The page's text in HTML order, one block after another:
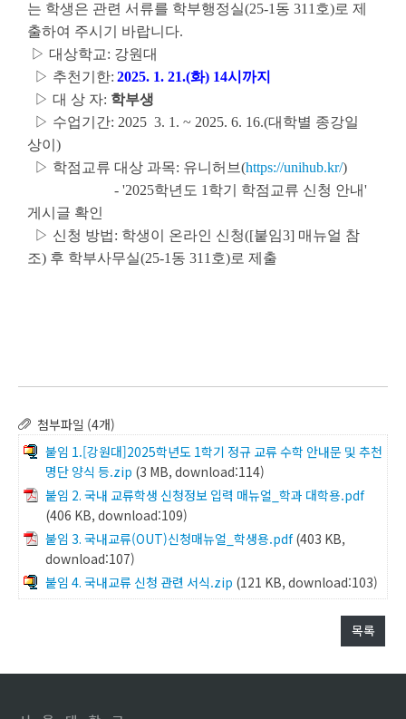
는 학생은 관련 서류를 학부행정실(25-1동 311호)로 제
출하여 주시기 바랍니다.
▷ 대상학교: 강원대
▷ 추천기한: 2025. 1. 21.(화) 14시까지
▷ 대 상 자: 학부생
▷ 수업기간: 2025 3. 1. ~ 2025. 6. 16.(대학별 종강일
상이)
▷ 학점교류 대상 과목: 유니허브(https://unihub.kr/)
- '2025학년도 1학기 학점교류 신청 안내'
게시글 확인
▷ 신청 방법: 학생이 온라인 신청([붙임3] 매뉴얼 참
조) 후 학부사무실(25-1동 311호)로 제출
첨부파일 (4개)
붙임 1.[강원대]2025학년도 1학기 정규 교류 수학 안내문 및 추천
명단 양식 등.zip (3 MB, download:114)
붙임 2. 국내 교류학생 신청정보 입력 매뉴얼_학과 대학용.pdf
(406 KB, download:109)
붙임 3. 국내교류(OUT)신청매뉴얼_학생용.pdf (403 KB,
download:107)
붙임 4. 국내교류 신청 관련 서식.zip (121 KB, download:103)
목록